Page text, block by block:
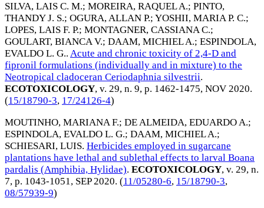
SILVA, LAIS C. M.; MOREIRA, RAQUEL A.; PINTO,
THANDY J. S.; OGURA, ALLAN P.; YOSHII, MARIA P. C.;
LOPES, LAIS F. P.; MONTAGNER, CASSIANA C.;
GOULART, BIANCA V.; DAAM, MICHIEL A.; ESPINDOLA,
EVALDO L. G.. Acute and chronic toxicity of 2,4-D and
fipronil formulations (individually and in mixture) to the
Neotropical cladoceran Ceriodaphnia silvestrii.
ECOTOXICOLOGY, v. 29, n. 9, p. 1462-1475, NOV 2020.
(15/18790-3, 17/24126-4)
MOUTINHO, MARIANA F.; DE ALMEIDA, EDUARDO A.;
ESPINDOLA, EVALDO L. G.; DAAM, MICHIEL A.;
SCHIESARI, LUIS. Herbicides employed in sugarcane
plantations have lethal and sublethal effects to larval Boana
pardalis (Amphibia, Hylidae). ECOTOXICOLOGY, v. 29, n.
7, p. 1043-1051, SEP 2020. (11/05280-6, 15/18790-3,
08/57939-9)